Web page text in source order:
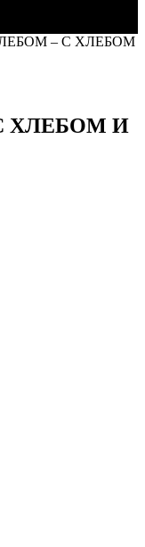
– С ХЛЕБОМ
ХЛЕБОМ И